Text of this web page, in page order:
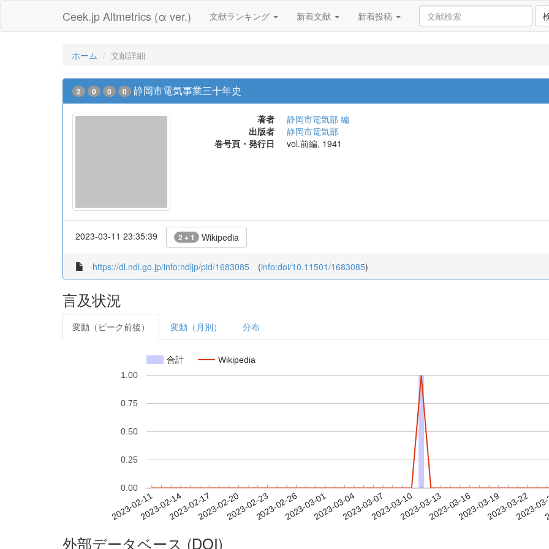
Ceek.jp Altmetrics (α ver.) 文献ランキング 新着文献 新着投稿
ホーム 文献詳細
2 0 0 0 静岡市電気事業三十年史
著者
静岡市電気部 編
出版者
静岡市電気部
巻号頁・発行日
vol.前編, 1941
2023-03-11 23:35:39 2 + 1 Wikipedia
https://dl.ndl.go.jp/info:ndljp/pid/1683085 (info:doi/10.11501/1683085)
言及状況
変動（ピーク前後） 変動（月別） 分布
合計 Wikipedia
2023-02-112023-02-142023-02-172023-02-202023-02-232023-02-262023-03-012023-03-042023-03-072023-03-102023-03-132023-03-162023-03-192023-03-22
2023-
0.00
0.25
0.50
0.75
1.00
外部データベース (DOI)